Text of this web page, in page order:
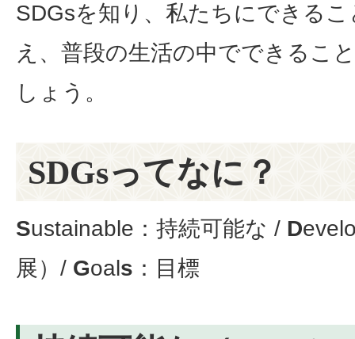
SDGsを知り、私たちにできる
え、普段の生活の中でできるこ
しょう。
SDGsってなに？
Sustainable ：持続可能な / D
展）/ Goals ：目標